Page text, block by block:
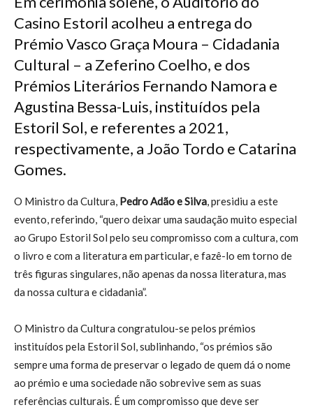
Casino Estoril acolheu a entrega do
Prémio Vasco Graça Moura – Cidadania
Cultural – a Zeferino Coelho, e dos
Prémios Literários Fernando Namora e
Agustina Bessa-Luis, instituídos pela
Estoril Sol, e referentes a 2021,
respectivamente, a João Tordo e Catarina
Gomes.
O Ministro da Cultura, Pedro Adão e Silva, presidiu a este
evento, referindo, “quero deixar uma saudação muito especial
ao Grupo Estoril Sol pelo seu compromisso com a cultura, com
o livro e com a literatura em particular, e fazê-lo em torno de
três figuras singulares, não apenas da nossa literatura, mas
da nossa cultura e cidadania”.
O Ministro da Cultura congratulou-se pelos prémios
instituídos pela Estoril Sol, sublinhando, “os prémios são
sempre uma forma de preservar o legado de quem dá o nome
ao prémio e uma sociedade não sobrevive sem as suas
referências culturais. É um compromisso que deve ser